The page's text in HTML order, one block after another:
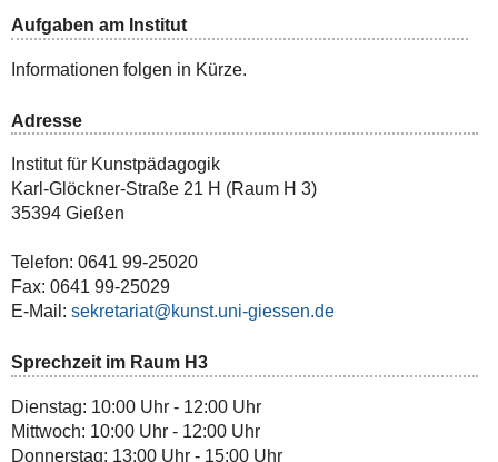
Aufgaben am Institut
Informationen folgen in Kürze.
Adresse
Institut für Kunstpädagogik
Karl-Glöckner-Straße 21 H (Raum H 3)
35394 Gießen
Telefon: 0641 99-25020
Fax: 0641 99-25029
E-Mail: sekretariat
Sprechzeit im Raum H3
Dienstag: 10:00 Uhr - 12:00 Uhr
Mittwoch: 10:00 Uhr - 12:00 Uhr
Donnerstag: 13:00 Uhr - 15:00 Uhr